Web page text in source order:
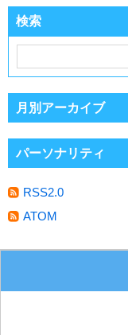
検索
月別アーカイブ
パーソナリティ
RSS2.0
ATOM